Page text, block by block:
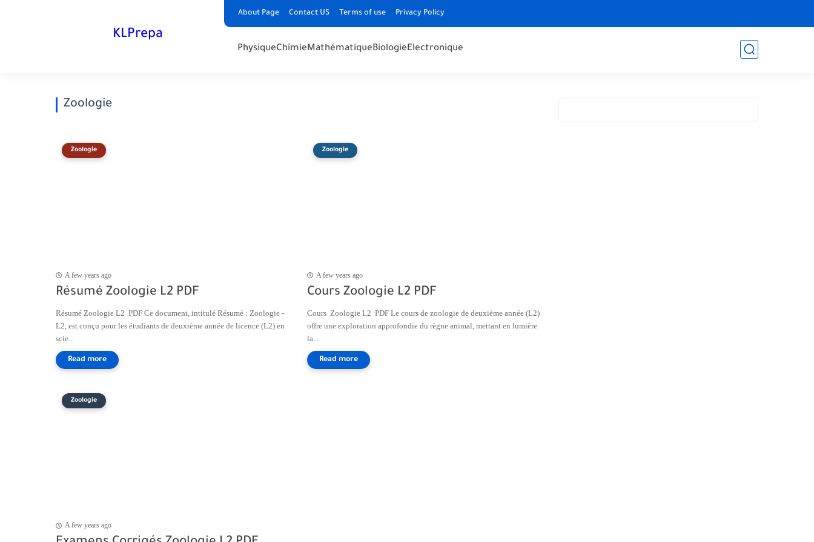
About Page Contact US Terms of use Privacy Policy
KLPrepa
PhysiqueChimieMathématiqueBiologieElectronique
Zoologie
Zoologie
A few years ago
Résumé Zoologie L2 PDF
Résumé Zoologie L2 PDF Ce document, intitulé Résumé : Zoologie -
L2, est conçu pour les étudiants de deuxième année de licence (L2) en
scie...
Zoologie
A few years ago
Cours Zoologie L2 PDF
Cours Zoologie L2 PDF Le cours de zoologie de deuxième année (L2)
offre une exploration approfondie du règne animal, mettant en lumière
la...
Zoologie
A few years ago